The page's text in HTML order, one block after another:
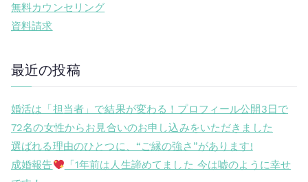
無料カウンセリング
資料請求
最近の投稿
婚活は「担当者」で結果が変わる！プロフィール公開3日で
72名の女性からお見合いのお申し込みをいただきました
選ばれる理由のひとつに、“ご縁の強さ”があります!
成婚報告
「1年前は人生諦めてました 今は嘘のように幸せ